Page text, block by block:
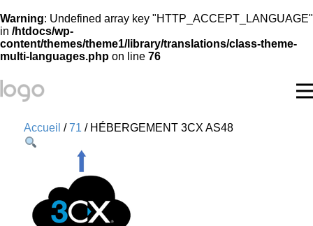
Warning: Undefined array key "HTTP_ACCEPT_LANGUAGE"
in /htdocs/wp-
content/themes/theme1/library/translations/class-theme-
multi-languages.php on line 76
Accueil /71 / HÉBERGEMENT 3CX AS48